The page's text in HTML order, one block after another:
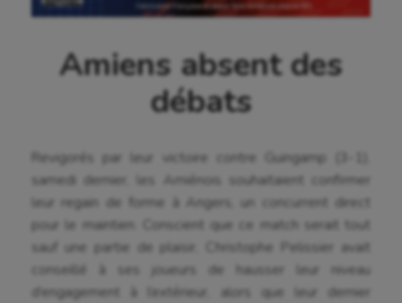
Amiens absent des
débats
Revigorés par leur victoire contre Guingamp (3-1),
samedi dernier, les Amiénois souhaitaient confirmer
leur regain de forme à Angers, un concurrent direct
pour le maintien. Conscient que ce match serait tout
sauf une partie de plaisir, Christophe Pelissier avait
conseillé à ses joueurs de hausser leur niveau
d’engagement à l’extérieur, alors que leur dernier